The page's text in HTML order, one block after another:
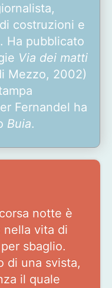
costruzioni e
Ha pubblicato
Via dei matti
Mezzo, 2002)
Fernandel ha
Buia.
notte è
nella vita di
sbaglio.
di una svista,
il quale